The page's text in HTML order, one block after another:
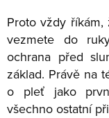
Proto vždy
vezmete do
ochrana před
základ. Právě na
o pleť jako
všechno ostatní